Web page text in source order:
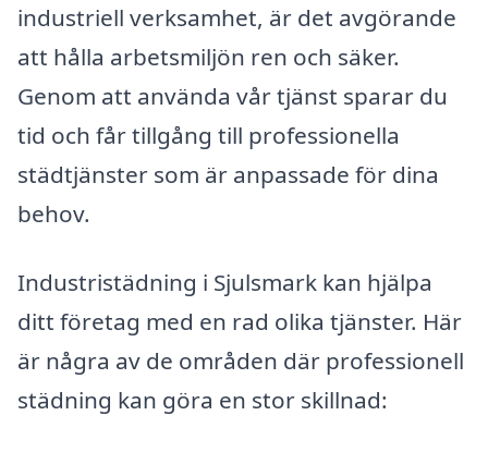
industriell verksamhet, är det avgörande
att hålla arbetsmiljön ren och säker.
Genom att använda vår tjänst sparar du
tid och får tillgång till professionella
städtjänster som är anpassade för dina
behov.
Industristädning i Sjulsmark kan hjälpa
ditt företag med en rad olika tjänster. Här
är några av de områden där professionell
städning kan göra en stor skillnad: